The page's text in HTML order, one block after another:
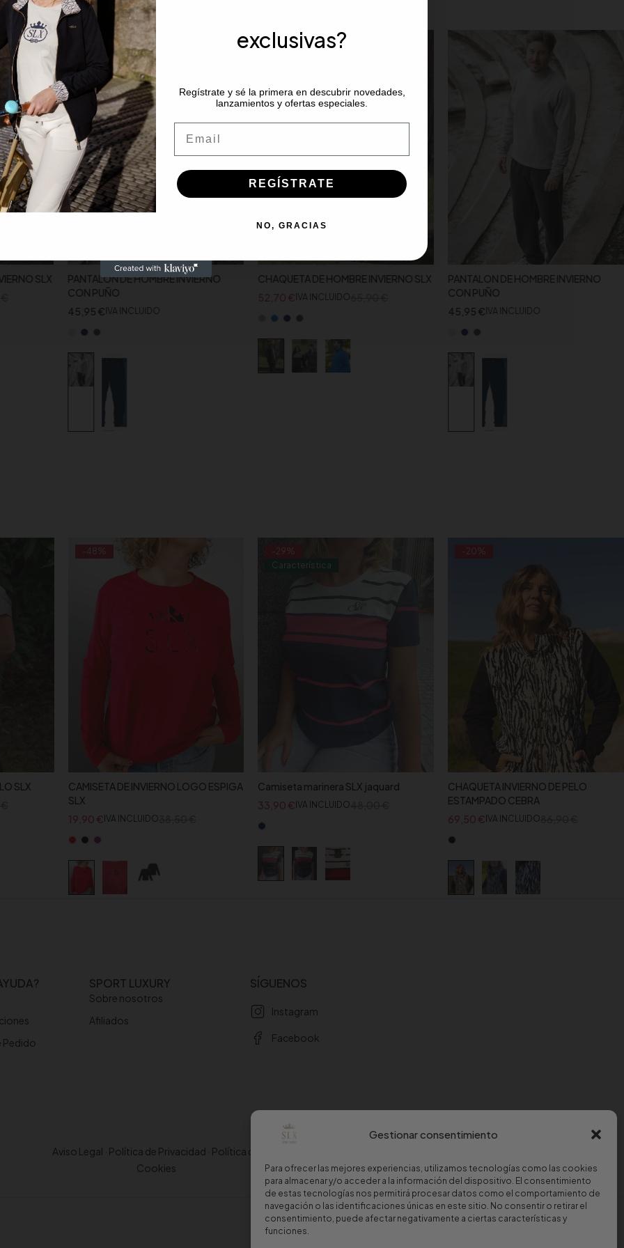
Gestionar consentimiento
Para ofrecer las mejores experiencias, utilizamos tecnologías como las cookies
para almacenar y/o acceder a la información del dispositivo. El consentimiento
de estas tecnologías nos permitirá procesar datos como el comportamiento de
navegación o las identificaciones únicas en este sitio. No consentir o retirar el
consentimiento, puede afectar negativamente a ciertas características y
funciones.
SLX
PANTALON DE HOMBRE INVIERNO
CON PUÑO
45,95 € IVA INCLUIDO
-20%
CHAQUETA DE HOMBRE INVIERNO SLX
52,70 € IVA INCLUIDO
PANTALON DE HOMBRE INVIERNO
CON PUÑO
45,95 € IVA INCLUIDO
SLX
-48%
CAMISETA DE INVIERNO LOGO ESPIGA
SLX
19,90 € IVA INCLUIDO
-29%
Característica
Camiseta marinera SLX jaquard
33,90 € IVA INCLUIDO
-20%
CHAQUETA INVIERNO DE PELO
ESTAMPADO CEBRA
69,50 € IVA INCLUIDO
Pedido
SPORT LUXURY
Sobre nosotros
Afiliados
SÍGUENOS
Instagram
Facebook
Aviso Legal · Política de Privacidad · Política de
Cookies
exclusivas?
Regístrate y sé la primera en descubrir novedades,
lanzamientos y ofertas especiales.
REGÍSTRATE
NO, GRACIAS